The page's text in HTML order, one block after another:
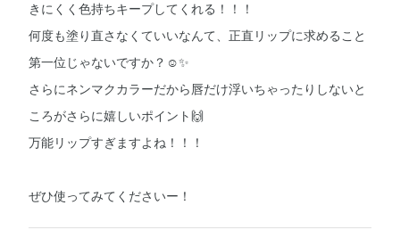
きにくく色持ちキープしてくれる！！！
何度も塗り直さなくていいなんて、正直リップに求めること
第一位じゃないですか？☺️✨
さらにネンマクカラーだから唇だけ浮いちゃったりしないと
ころがさらに嬉しいポイント🙌
万能リップすぎますよね！！！
ぜひ使ってみてくださいー！